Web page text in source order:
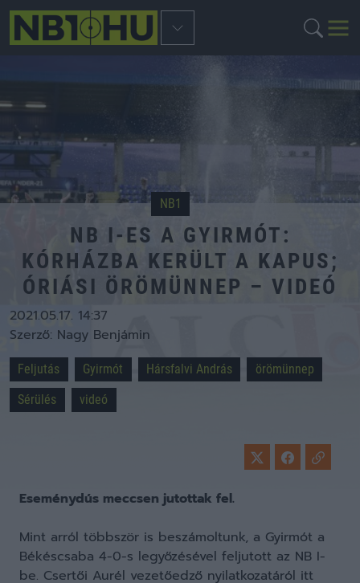
NB1
NB I-ES A GYIRMÓT:
KÓRHÁZBA KERÜLT A KAPUS;
ÓRIÁSI ÖRÖMÜNNEP – VIDEÓ
2021.05.17. 14:37
Szerző: Nagy Benjámin
Feljutás Gyirmót Hársfalvi András
örömünnep
Sérülés
videó
Eseménydús meccsen jutottak fel.
Mint arról többször is beszámoltunk, a Gyirmót a
Békéscsaba 4-0-s legyőzésével feljutott az NB I-
be. Csertői Aurél vezetőedző nyilatkozatáról itt